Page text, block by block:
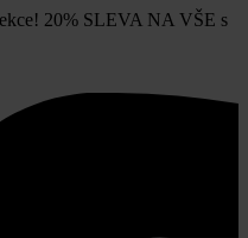
20% SLEVA NA VŠE s